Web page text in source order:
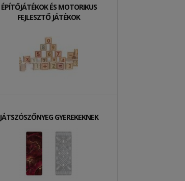
ÉPÍTŐJÁTÉKOK ÉS MOTORIKUS
FEJLESZTŐ JÁTÉKOK
JÁTSZÓSZŐNYEG GYEREKEKNEK